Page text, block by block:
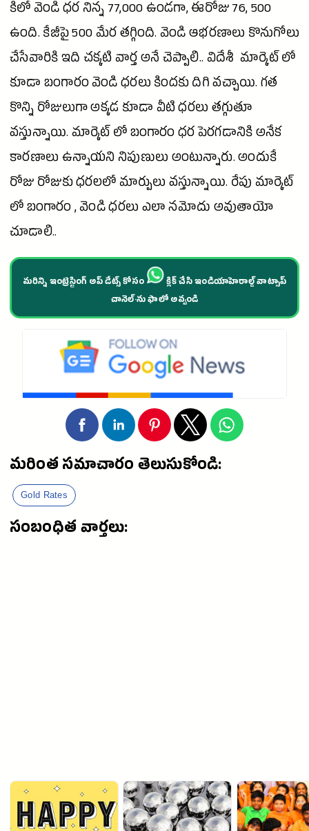
కిలో వెండిధర నిన్న 77,000 ఉండగా, ఈరోజు 76, 500
ఉంది. కేజీపై 500 మేర తగ్గింది. వెండిఆభరణాలు కొనుగోలు
చేసేవారికి ఇది చక్కటి వార్త అనే చెప్పాలి.. విదేశీ మార్కెట్ లో
కూడా బంగారంవెండిధరలు కిందకు దిగి వచ్చాయి. గత
కొన్ని రోజులుగా అక్కడ కూడా వీటి ధరలు తగ్గుతూ
వస్తున్నాయి. మార్కెట్ లో బంగారం ధర పెరగడానికి అనేక
కారణాలు ఉన్నాయని నిపుణులు అంటున్నారు. అందుకే
రోజు రోజుకు ధరలలో మార్పులు వస్తున్నాయి. రేపు మార్కెట్
లో బంగారం ,వెండిధరలు ఎలా నమోదు అవుతాయో
చూడాలి..
మరిన్ని ఇంట్రెస్టింగ్ అప్ డేట్స్ కోసం
క్లిక్ చేసి ఇండియాహెరాల్డ్ వాట్సాప్
చానెల్·ను ఫాలో అవ్వండి
మరింత సమాచారం తెలుసుకోండి:
Gold Rates
సంబంధిత వార్తలు: